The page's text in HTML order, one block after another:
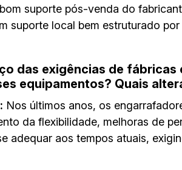
suporte pós-venda do
suporte local bem estruturado
das exigências de
equipamentos? Quais
Nos últimos anos, os
da flexibilidade, melhoras de
adequar aos tempos atuais,